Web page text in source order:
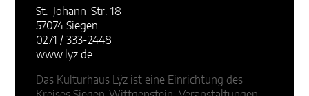
St.-Johann-Str. 18
57074 Siegen
0271 / 333-2448
www.lyz.de
Das Kulturhaus Lÿz ist eine Einrichtung des